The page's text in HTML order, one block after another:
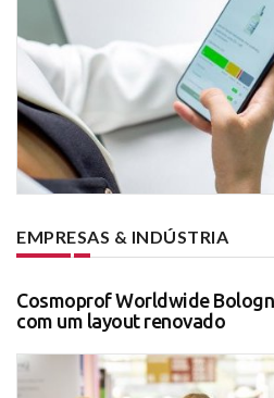
EMPRESAS & INDÚSTRIA
Cosmoprof Worldwide
com um layout renovado